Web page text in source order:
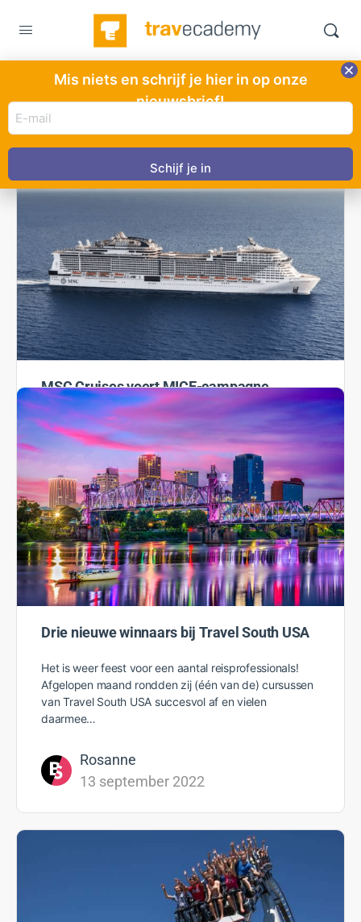
Maand:september 2022
MSC Cruises voert MICE-campagne
MSC Cruises voert een nieuwe campagne onder
reisagenten om inkomsten uit meetings, incentives,
conferenties en evenementen (MICE) te genereren
voor het winterseizoen 2022/23 doorlopend tot…
Rosanne
15 september 2022
Drie nieuwe winnaars bij Travel South USA
Het is weer feest voor een aantal reisprofessionals!
Afgelopen maand rondden zij (één van de) cursussen
van Travel South USA succesvol af en vielen
daarmee…
Rosanne
13 september 2022
Mis niets en schrijf je hier in op onze
nieuwsbrief!
E-
mail
adres